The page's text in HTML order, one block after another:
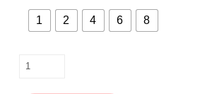
1 2 4 6 8
Numéro